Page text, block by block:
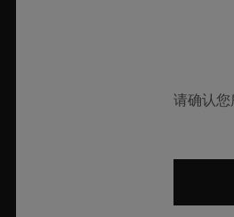
请确认